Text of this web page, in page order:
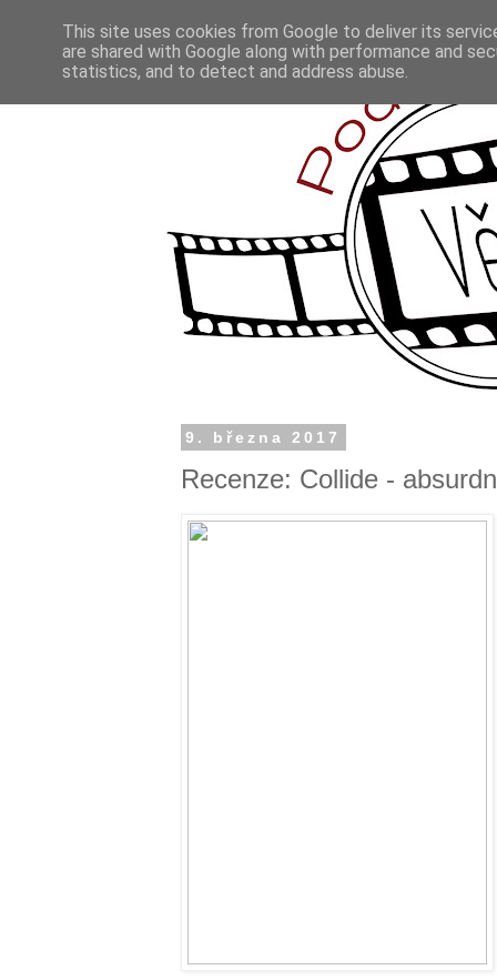
9. března 2017
Recenze: Collide -
This site uses cookies from Google to deliver its
are shared with Google along with performance and
statistics, and to detect and address abuse.